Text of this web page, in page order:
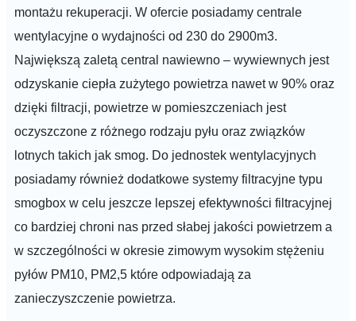
montażu rekuperacji. W ofercie posiadamy centrale
wentylacyjne o wydajności od 230 do 2900m3.
Największą zaletą central nawiewno – wywiewnych jest
odzyskanie ciepła zużytego powietrza nawet w 90% oraz
dzięki filtracji, powietrze w pomieszczeniach jest
oczyszczone z różnego rodzaju pyłu oraz związków
lotnych takich jak smog. Do jednostek wentylacyjnych
posiadamy również dodatkowe systemy filtracyjne typu
smogbox w celu jeszcze lepszej efektywności filtracyjnej
co bardziej chroni nas przed słabej jakości powietrzem a
w szczególności w okresie zimowym wysokim stężeniu
pyłów PM10, PM2,5 które odpowiadają za
zanieczyszczenie powietrza.